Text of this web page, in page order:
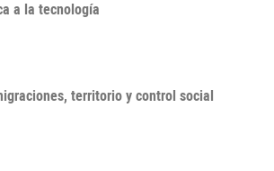
a la tecnología
territorio y control social